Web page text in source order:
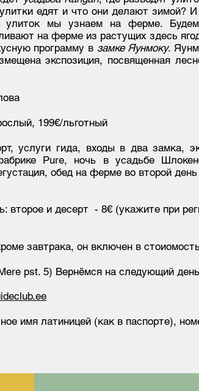
едят и что они делают зимой?
улиток мы узнаем на ферме.
на ферме из растущих здесь
программу в замке Яунмоку.
экспозиция, посвященная
199€/льготный
услуги гида, входы в два замка,
Pure, ночь в усадьбе
обед на ферме во второй день
второе и десерт - 8€ (укажите при
завтрака, он включен в
pst. 5) Вернёмся на следующий
имя латиницей (как в паспорте),